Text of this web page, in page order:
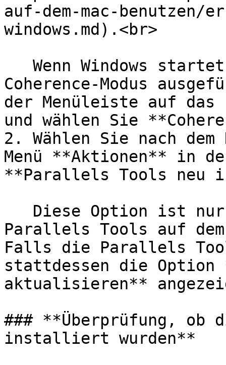
auf-dem-mac-
windows.md).<br>
Coherence-Modus
der Menüleiste auf das
und wählen Sie
2. Wählen Sie nach dem
Menü **Aktionen** in
**Parallels Tools neu
Parallels Tools auf
Falls die Parallels
stattdessen die
aktualisieren**
### **Überprüfung, ob
installiert wurden**